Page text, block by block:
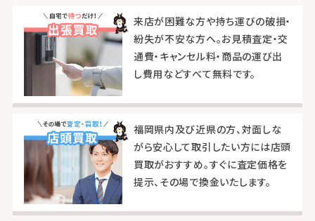
来店が困難な方や持ち運びの破損・
紛失が不安な方へ。お見積査定・交
通費・キャンセル料・商品の運び出
し費用などすべて無料です。
福岡県内及び近県の方、対面しな
がら安心して取引したい方には店頭
買取がおすすめ。すぐに査定価格を
提示、その場で換金いたします。